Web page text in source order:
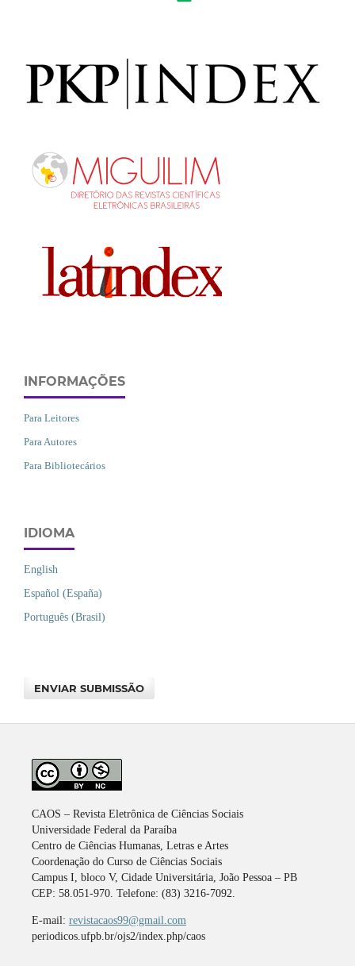
INFORMAÇÕES
Para Leitores
Para Autores
Para Bibliotecários
IDIOMA
English
Español (España)
Português (Brasil)
ENVIAR SUBMISSÃO
CAOS – Revista Eletrônica de Ciências Sociais
Universidade Federal da Paraíba
Centro de Ciências Humanas, Letras e Artes
Coordenação do Curso de Ciências Sociais
Campus I, bloco V, Cidade Universitária, João Pessoa – PB
CEP: 58.051-970. Telefone: (83) 3216-7092.
E-mail: revistacaos99@gmail.com
periodicos.ufpb.br/ojs2/index.php/caos